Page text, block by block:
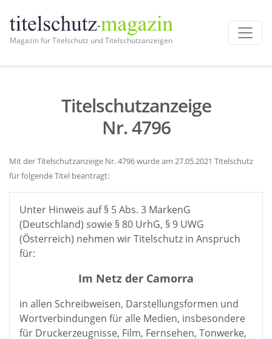
Magazin für Titelschutz und Titelschutzanzeigen
Titelschutzanzeige
Nr. 4796
Mit der Titelschutzanzeige Nr. 4796 wurde am 27.05.2021 Titelschutz
für folgende Titel beantragt:
Unter Hinweis auf § 5 Abs. 3 MarkenG
(Deutschland) sowie § 80 UrhG, § 9 UWG
(Österreich) nehmen wir Titelschutz in Anspruch
für:
Im Netz der Camorra
in allen Schreibweisen, Darstellungsformen und
Wortverbindungen für alle Medien, insbesondere
für Druckerzeugnisse, Film, Fernsehen, Tonwerke,